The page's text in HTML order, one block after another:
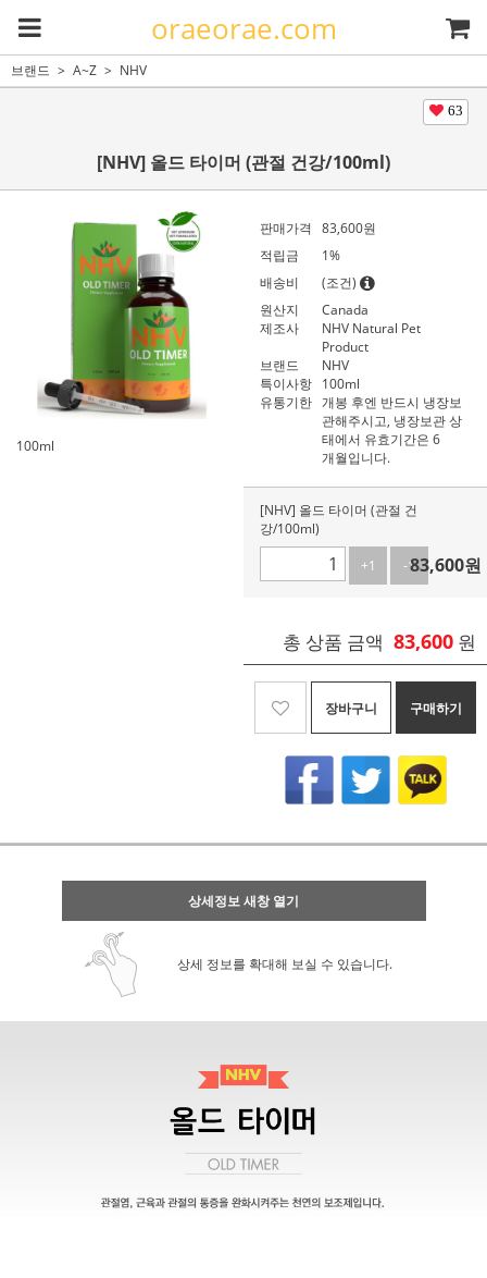
oraeorae.com
브랜드 A~Z NHV
63
[NHV] 올드 타이머 (관절 건강/100ml)
100ml
판매가격 83,600원
적립금
1%
배송비
(조건)
원산지
Canada
제조사
NHV Natural Pet
Product
브랜드
NHV
특이사항 100ml
유통기한 개봉 후엔 반드시 냉장보
관해주시고, 냉장보관 상
태에서 유효기간은 6
개월입니다.
[NHV] 올드 타이머 (관절 건
강/100ml)
+1
-183,600원
총 상품 금액 83,600 원
장바구니 구매하기
상세정보 새창 열기
상세 정보를 확대해 보실 수 있습니다.